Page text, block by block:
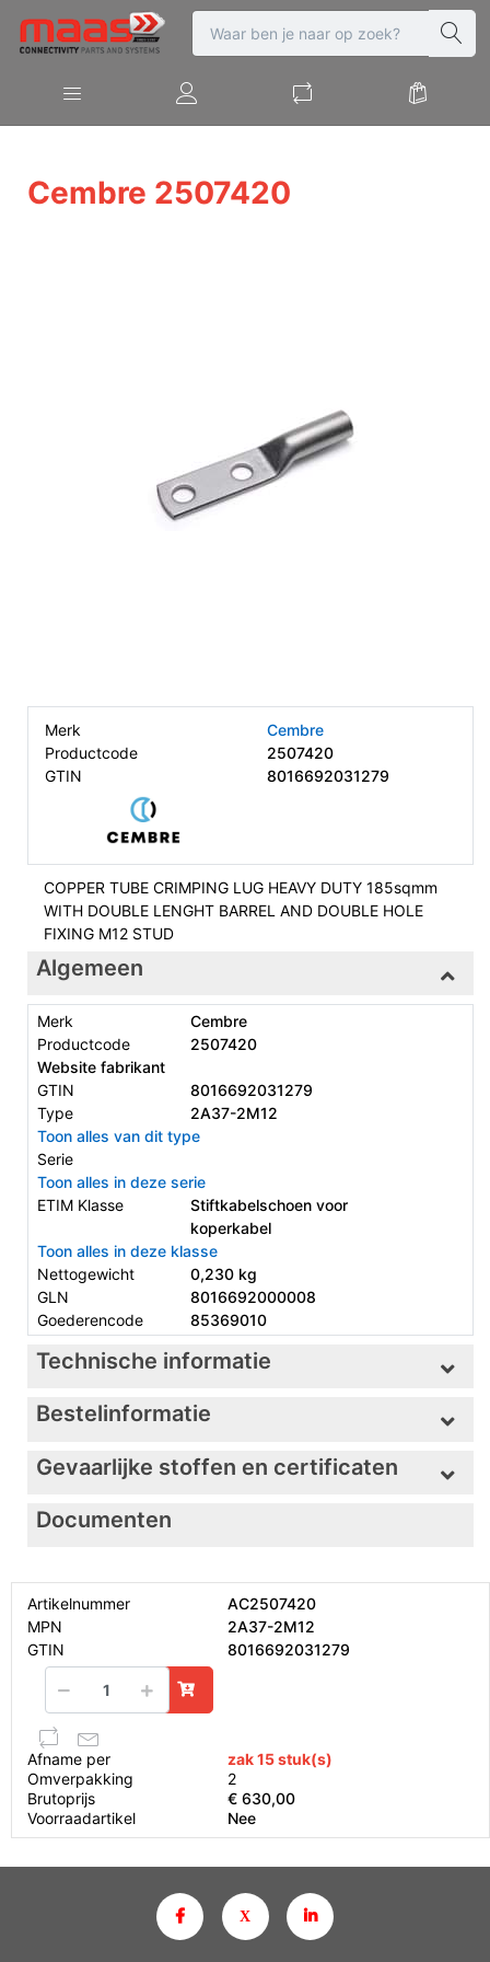
Cembre 2507420
Merk
Cembre
Productcode
2507420
GTIN
8016692031279
COPPER TUBE CRIMPING LUG HEAVY DUTY 185sqmm
WITH DOUBLE LENGHT BARREL AND DOUBLE HOLE
FIXING M12 STUD
Algemeen
Merk
Cembre
Productcode
2507420
Website fabrikant
GTIN
8016692031279
Type
2A37-2M12
Toon alles van dit type
Serie
Toon alles in deze serie
ETIM Klasse
Stiftkabelschoen voor
koperkabel
Toon alles in deze klasse
Nettogewicht
0,230 kg
GLN
8016692000008
Goederencode
85369010
Technische informatie
Bestelinformatie
Gevaarlijke stoffen en certificaten
Documenten
Artikelnummer
AC2507420
MPN
2A37-2M12
GTIN
8016692031279
Afname per
zak 15 stuk(s)
Omverpakking
2
Brutoprijs
€ 630,00
Voorraadartikel
Nee